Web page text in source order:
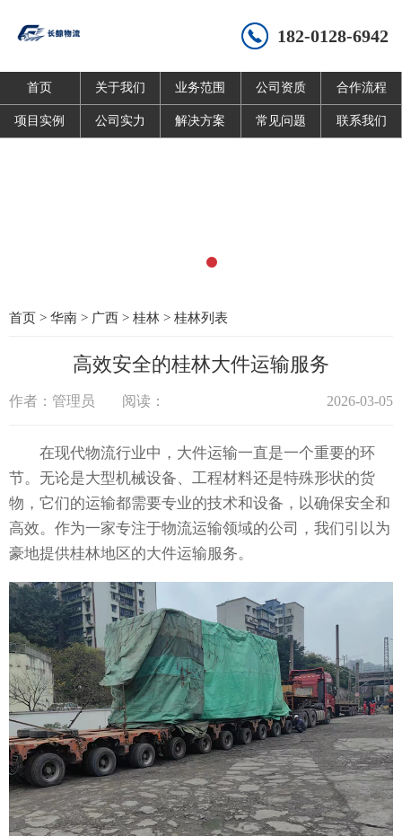
182-0128-6942
首页 关于我们 业务范围 公司资质 合作流程
项目实例 公司实力 解决方案 常见问题 联系我们
首页 > 华南 > 广西 > 桂林 > 桂林列表
高效安全的桂林大件运输服务
作者：管理员 阅读： 2026-03-05
在现代物流行业中，大件运输一直是一个重要的环
节。无论是大型机械设备、工程材料还是特殊形状的货
物，它们的运输都需要专业的技术和设备，以确保安全和
高效。作为一家专注于物流运输领域的公司，我们引以为
豪地提供桂林地区的大件运输服务。